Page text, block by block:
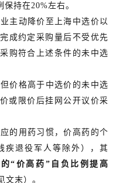
持在20%左右。
主动降价至上海中选价以
成约定采购量后不受优先
购符合上述条件的未中选
价格高于中选价的未中选
或限价后挂网公开议价采
的用药习惯，价高药的个
疾退役军人等除外），其
“价高药”自负比例提高
文末）。